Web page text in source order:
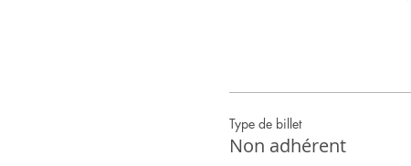
Type de billet
Non adhérent